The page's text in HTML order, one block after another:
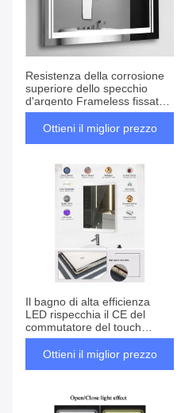
Resistenza della corrosione
superiore dello specchio
d'argento Frameless fissato
al muro della parete
Ottieni il miglior prezzo
Il bagno di alta efficienza
LED rispecchia il CE del
commutatore del touch
screen diplomato
Ottieni il miglior prezzo